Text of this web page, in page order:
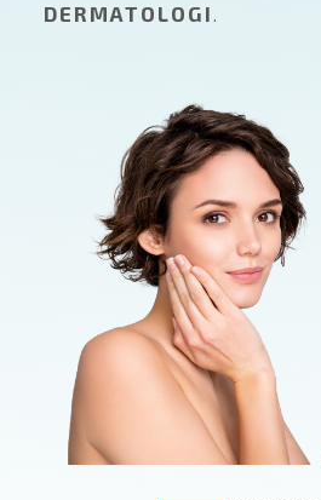
DERMATOLOGI .